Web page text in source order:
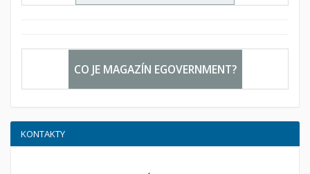
CO JE MAGAZÍN EGOVERNMENT?
KONTAKTY